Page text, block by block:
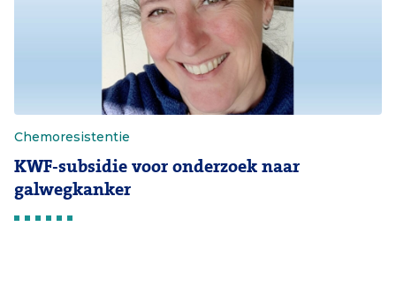
Chemoresistentie
KWF-subsidie voor onderzoek naar
galwegkanker